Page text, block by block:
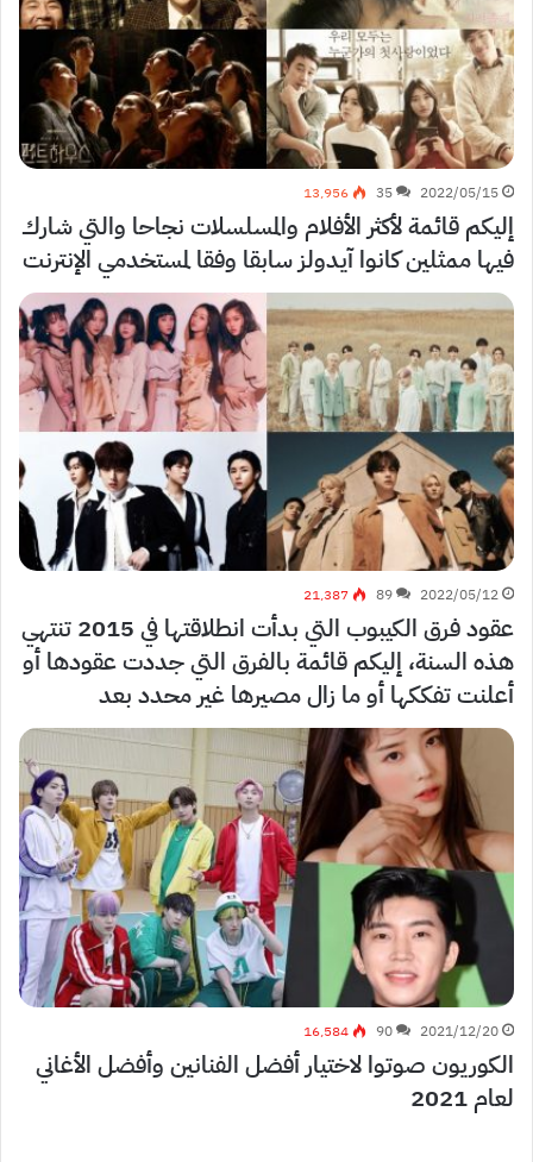
2022/05/15
35 13٬956
إليكم قائمة لأكثر الأفلام والمسلسلات نجاحا والتي شارك
فيها ممثلين كانوا آيدولز سابقا وفقا لمستخدمي الإنترنت
2022/05/12
89 21٬387
عقود فرق الكيبوب التي بدأت انطلاقتها في 2015 تنتهي
هذه السنة، إليكم قائمة بالفرق التي جددت عقودها أو
أعلنت تفككها أو ما زال مصيرها غير محدد بعد
2021/12/20
90 16٬584
الكوريون صوتوا لاختيار أفضل الفنانين وأفضل الأغاني
لعام 2021